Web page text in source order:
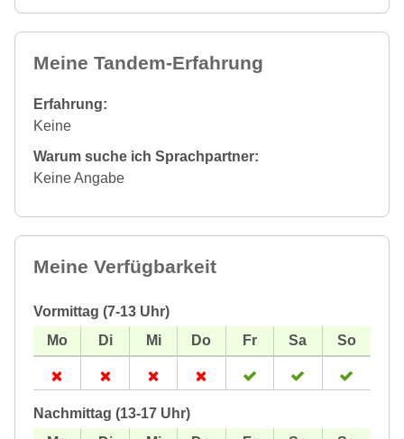
Meine Tandem-Erfahrung
Erfahrung:
Keine
Warum suche ich Sprachpartner:
Keine Angabe
Meine Verfügbarkeit
Vormittag (7-13 Uhr)
Nachmittag (13-17 Uhr)